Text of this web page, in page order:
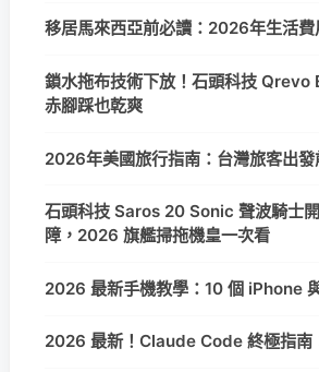
移居馬來西亞前必讀：2026年生活費
鎖水拖布技術下放！石頭科技
赤腳踩也乾爽
2026年美國旅行指南：台灣旅客出
石頭科技 Saros 20 Sonic 聲波騎士
障，2026 旗艦掃拖機皇一次看
2026 最新手機教學：10 個 iPhone
2026 最新！Claude Code 終極指南